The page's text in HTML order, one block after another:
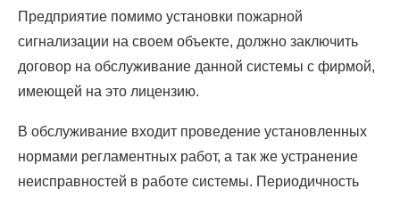
Предприятие помимо установки пожарной
сигнализации на своем объекте, должно заключить
договор на обслуживание данной системы с фирмой,
имеющей на это лицензию.
В обслуживание входит проведение установленных
нормами регламентных работ, а так же устранение
неисправностей в работе системы. Периодичность